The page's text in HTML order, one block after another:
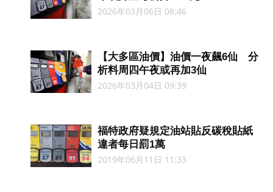
2026年03月06日 08:46
【大多區油價】油價一夜飆6仙 分
析料周四午夜或再加3仙
2026年03月04日 09:39
福特政府疑規定油站貼反碳稅貼紙
違者每日罰1萬
2019年06月11日 11:33